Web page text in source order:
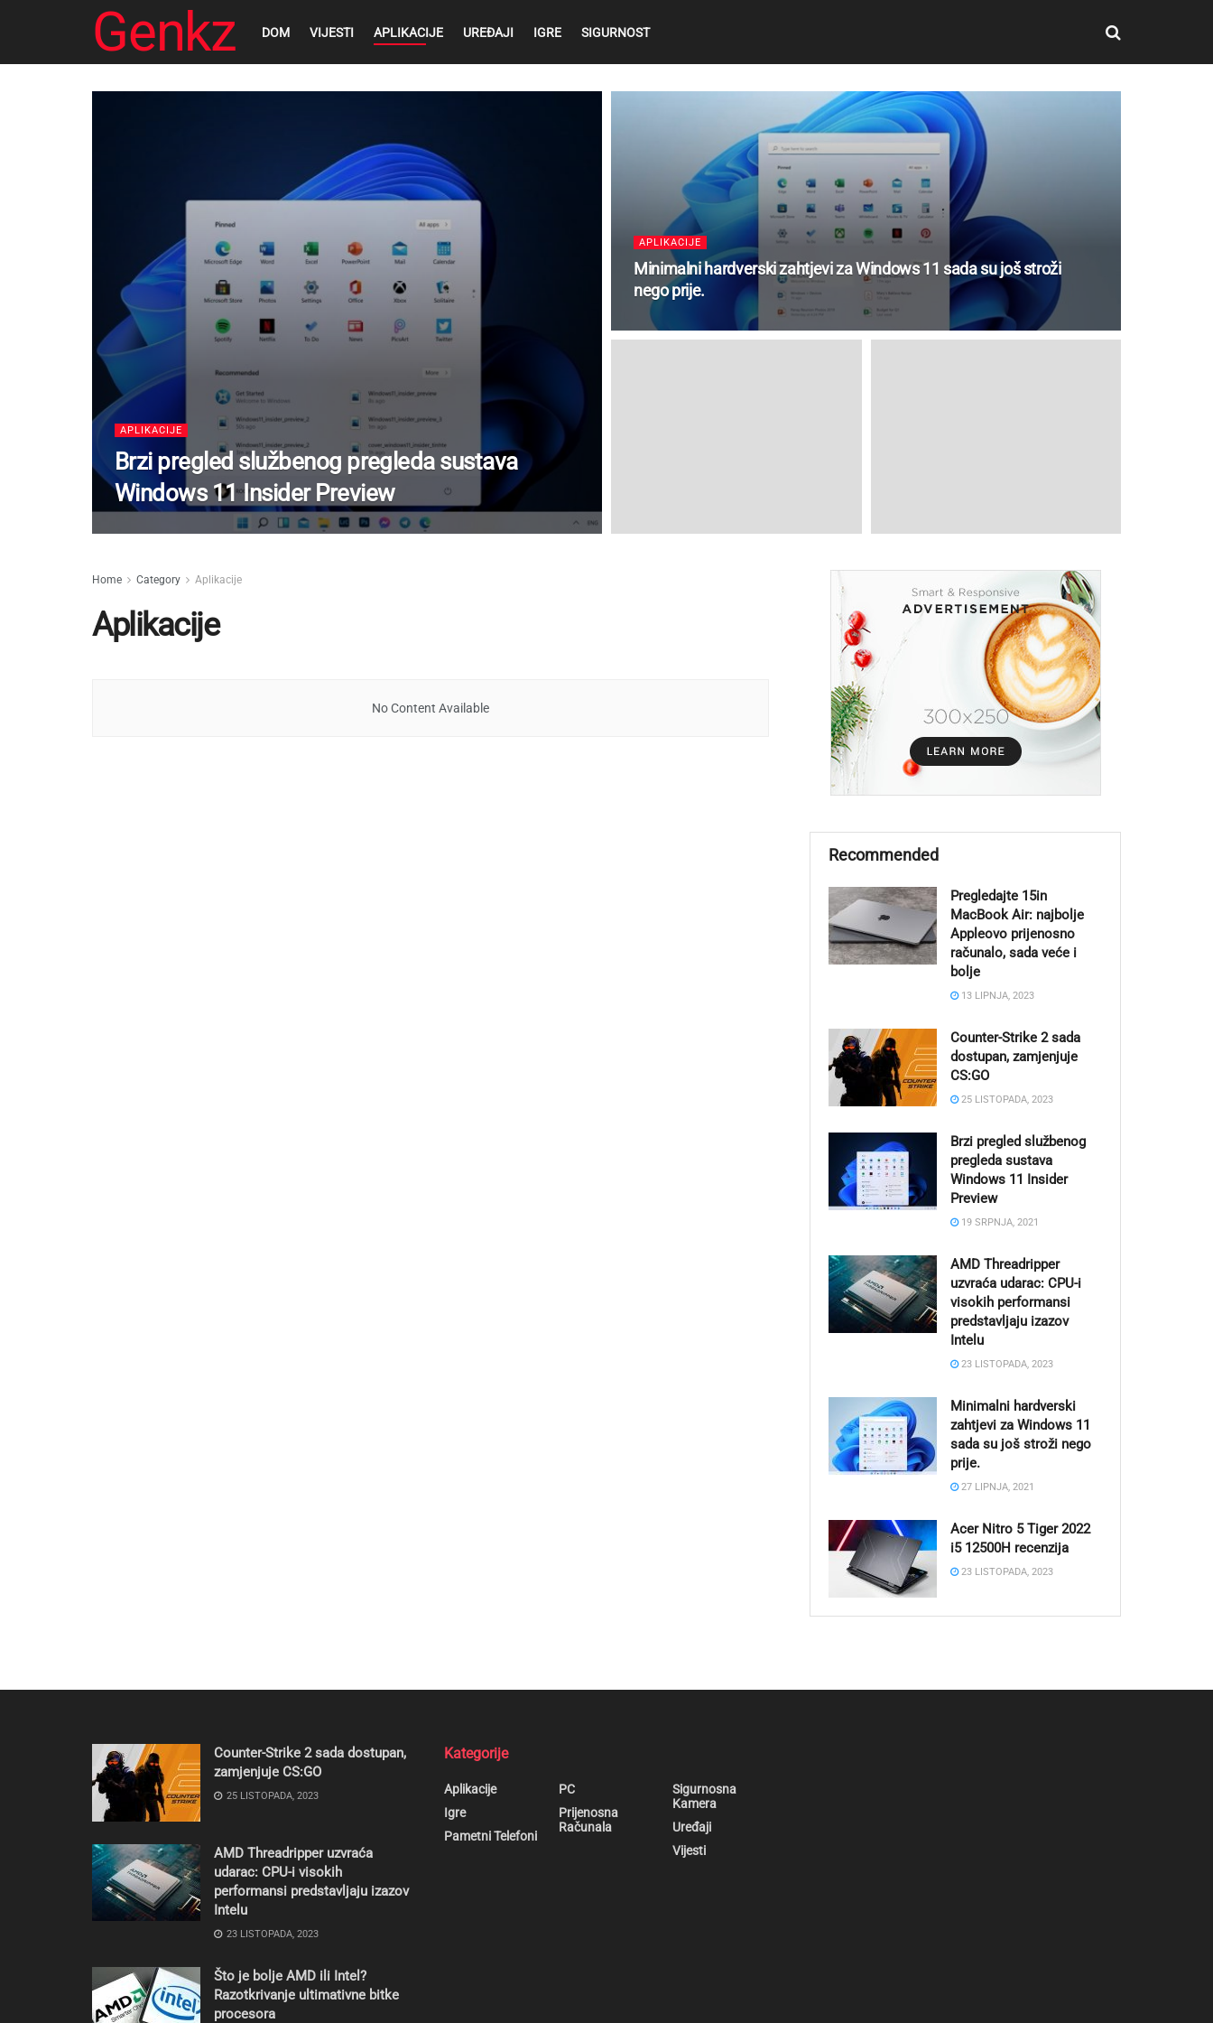
Genkz DOM VIJESTI APLIKACIJE UREĐAJI IGRE SIGURNOST
APLIKACIJE
Brzi pregled službenog pregleda sustava
Windows 11 Insider Preview
APLIKACIJE
Minimalni hardverski zahtjevi za Windows 11 sada su još stroži
nego prije.
Home Category Aplikacije
Aplikacije
No Content Available
Recommended
Pregledajte 15in
MacBook Air: najbolje
Appleovo prijenosno
računalo, sada veće i
bolje
13 LIPNJA, 2023
Counter-Strike 2 sada
dostupan, zamjenjuje
CS:GO
25 LISTOPADA, 2023
Brzi pregled službenog
pregleda sustava
Windows 11 Insider
Preview
19 SRPNJA, 2021
AMD Threadripper
uzvraća udarac: CPU-i
visokih performansi
predstavljaju izazov
Intelu
23 LISTOPADA, 2023
Minimalni hardverski
zahtjevi za Windows 11
sada su još stroži nego
prije.
27 LIPNJA, 2021
Acer Nitro 5 Tiger 2022
i5 12500H recenzija
23 LISTOPADA, 2023
Counter-Strike 2 sada dostupan,
zamjenjuje CS:GO
25 LISTOPADA, 2023
AMD Threadripper uzvraća
udarac: CPU-i visokih
performansi predstavljaju izazov
Intelu
23 LISTOPADA, 2023
Što je bolje AMD ili Intel?
Razotkrivanje ultimativne bitke
procesora
Kategorije
Aplikacije
Igre
Pametni Telefoni
PC
Prijenosna
Računala
Sigurnosna
Kamera
Uređaji
Vijesti